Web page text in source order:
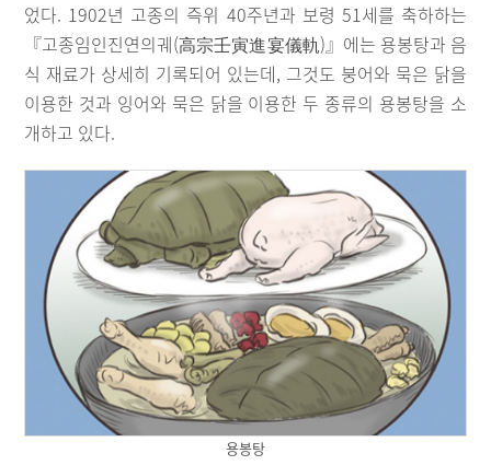
었다. 1902년 고종의 즉위 40주년과 보령 51세를 축하하는
『고종임인진연의궤(高宗壬寅進宴儀軌)』에는 용봉탕과 음
식 재료가 상세히 기록되어 있는데, 그것도 붕어와 묵은 닭을
이용한 것과 잉어와 묵은 닭을 이용한 두 종류의 용봉탕을 소
개하고 있다.
용봉탕